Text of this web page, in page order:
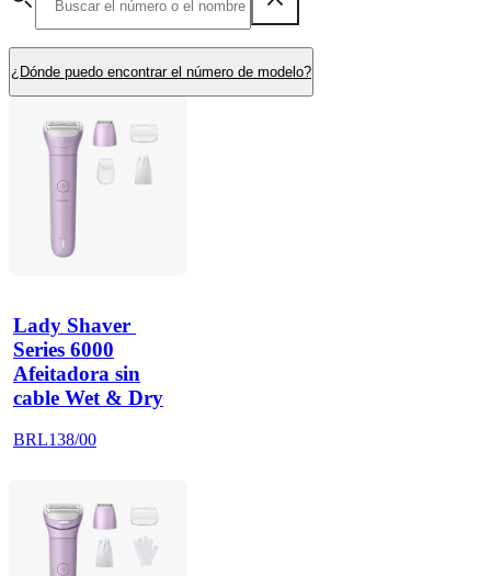
¿Dónde puedo encontrar el número de modelo?
Lady Shaver
Series 6000
Afeitadora sin
cable Wet & Dry
BRL138/00